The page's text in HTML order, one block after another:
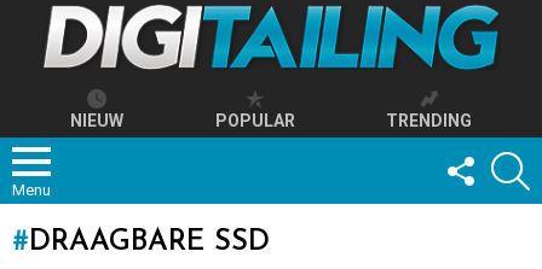
NIEUW POPULAR TRENDING
Menu
FOLLOW
US
DRAAGBARE SSD